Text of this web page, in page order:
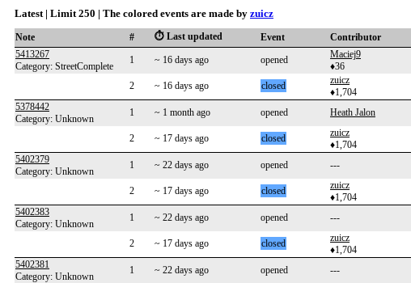
Latest | Limit 250 | The colored events are made by zuicz
Note # ⏱️ Last updated Event Contributor
5413267
Category: StreetComplete
1 ~ 16 days ago opened
Maciej9
♦36
2
~ 16 days ago closed
zuicz
♦1,704
5378442
Category: Unknown
1 ~ 1 month ago opened Heath Jalon
2 ~ 17 days ago closed
zuicz
♦1,704
5402379
Category: Unknown
1 ~ 22 days ago opened ---
2 ~ 17 days ago closed
zuicz
♦1,704
5402383
Category: Unknown
1 ~ 22 days ago opened ---
2 ~ 17 days ago closed
zuicz
♦1,704
5402381
Category: Unknown
1 ~ 22 days ago opened ---